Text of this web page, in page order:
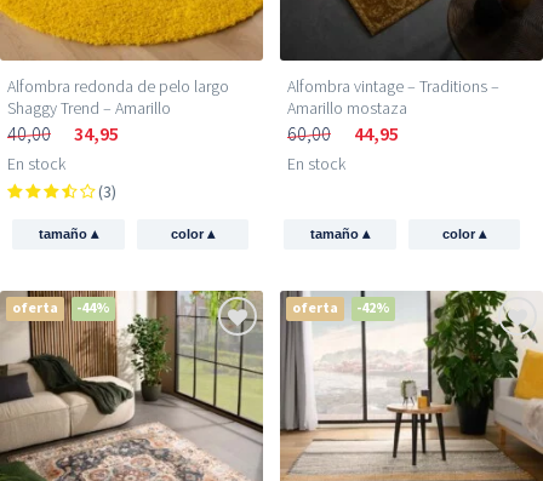
Alfombra redonda de pelo largo
Shaggy Trend – Amarillo
40,00 34,95
En stock
(3)
tamaño ▴ color▴
Alfombra vintage – Traditions –
Amarillo mostaza
60,00 44,95
En stock
tamaño ▴ color▴
oferta -44% oferta -42%